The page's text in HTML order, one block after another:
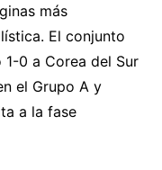
más
El conjunto
0 a Corea del Sur
el Grupo A y
a la fase